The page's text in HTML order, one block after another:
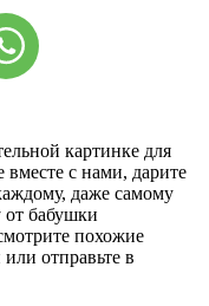
картинке для
вместе с нами, дарите
даже самому
от бабушки
похожие
отправьте в